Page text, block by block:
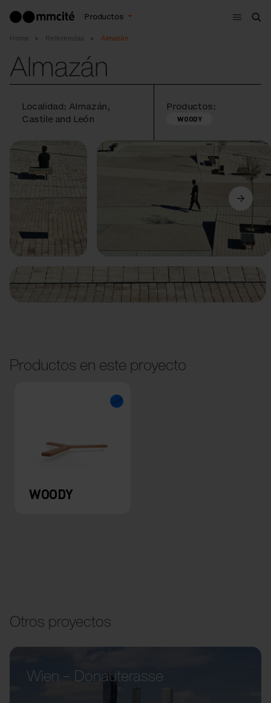
Productos
Menú
Home Referencias Almazán
Almazán
Localidad: Almazán,
Castile and León
Productos:
WOODY
Anterior Siguiente
Productos en este proyecto
WOODY
Otros proyectos
Wien – Donauterasse